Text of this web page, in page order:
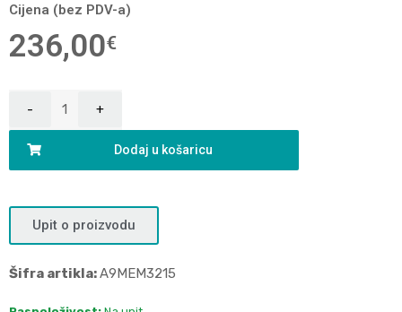
Cijena (bez PDV-a)
236,00€
Dodaj u košaricu
Upit o proizvodu
Šifra artikla:A9MEM3215